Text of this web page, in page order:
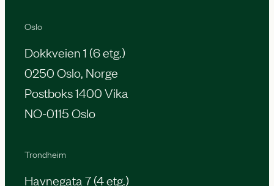
Oslo
Dokkveien 1 (6 etg.)
0250 Oslo, Norge
Postboks 1400 Vika
NO-0115 Oslo
Trondheim
Havnegata 7 (4 etg.)